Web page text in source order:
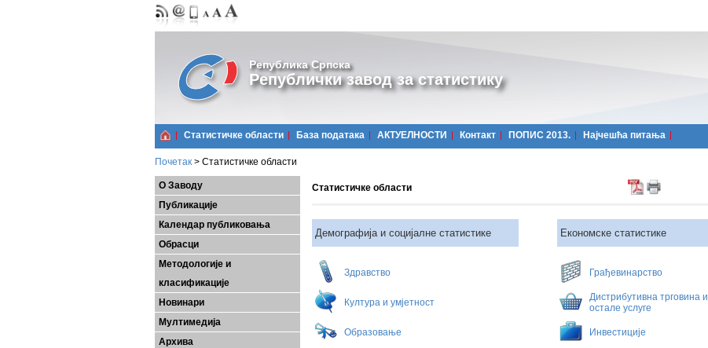
Република Српска
Републички завод за статистику
Статистичке области Базa података АКТУЕЛНОСТИ Контакт ПОПИС 2013. Најчешћa питања
Почетак > Статистичке области
О Заводу
Публикације
Календар публиковања
Обрасци
Методологије и
класификације
Новинари
Мултимедија
Архива
Статистичке области
Демографија и социјалне статистике Економске статистике
Здравство Грађевинарство
Култура и умјетност
Дистрибутивна трговина и
остале услуге
Образовањe Инвестиције